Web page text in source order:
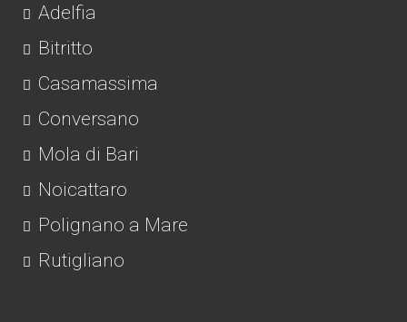
Adelfia
Bitritto
Casamassima
Conversano
Mola di Bari
Noicattaro
Polignano a Mare
Rutigliano